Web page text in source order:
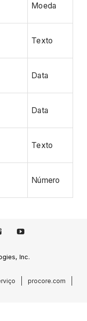
Moeda
Texto
Data
Data
Texto
Número
Inc.
procore.com